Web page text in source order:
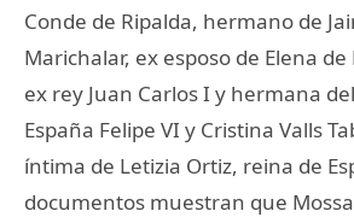
Conde de Ripalda, hermano de
Marichalar, ex esposo de Elena
ex rey Juan Carlos I y hermana
España Felipe VI y Cristina Valls
íntima de Letizia Ortiz, reina de
documentos muestran que